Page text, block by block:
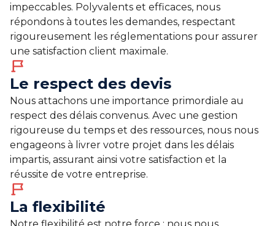
impeccables. Polyvalents et efficaces, nous
répondons à toutes les demandes, respectant
rigoureusement les réglementations pour assurer
une satisfaction client maximale.
Le respect des devis
Nous attachons une importance primordiale au
respect des délais convenus. Avec une gestion
rigoureuse du temps et des ressources, nous nous
engageons à livrer votre projet dans les délais
impartis, assurant ainsi votre satisfaction et la
réussite de votre entreprise.
La flexibilité